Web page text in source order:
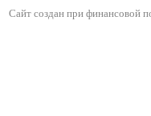
Сайт создан при финансовой